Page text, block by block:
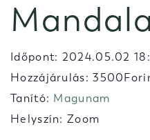
Időpont: 2024.05.02
Hozzájárulás:
Tanító: Magunam
Helyszín: Zoom